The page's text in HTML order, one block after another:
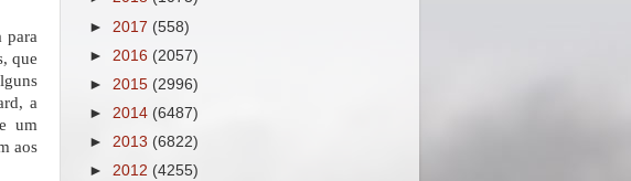
para
que
a
um
aos
► 2017 (558)
► 2016 (2057)
► 2015 (2996)
► 2014 (6487)
► 2013 (6822)
► 2012 (4255)